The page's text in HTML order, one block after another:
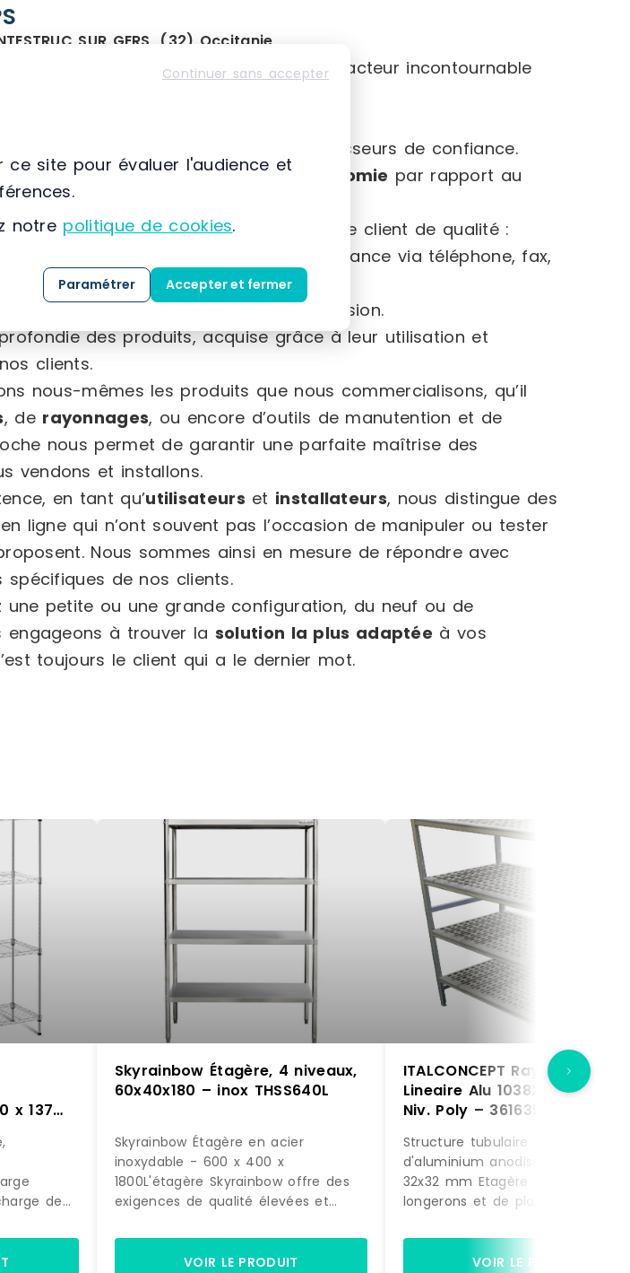
SUR GERS, (32) Occitanie
, OPS s’impose comme un acteur incontournable
auprès de fournisseurs de confiance.
d’occasion offrant jusqu’à70 % d’économie par rapport au
un point d’honneur à offrir un service client de qualité :
que ce soit en magasin ou à distance via téléphone, fax,
des matériels neufs et d’occasion.
des produits, acquise grâce à leur utilisation et
clients.
nous-mêmes les produits que nous commercialisons, qu’il
, de rayonnages, ou encore d’outils de manutention et de
nous permet de garantir une parfaite maîtrise des
vendons et installons.
en tant qu’utilisateurs et installateurs, nous distingue des
ligne qui n’ont souvent pas l’occasion de manipuler ou tester
Nous sommes ainsi en mesure de répondre avec
spécifiques de nos clients.
une petite ou une grande configuration, du neuf ou de
engageons à trouver la solution la plus adaptée à vos
toujours le client qui a le dernier mot.
x 137
–
de
des
Skyrainbow Étagère, 4 niveaux,
60x40x180 – inox THSS640L
Skyrainbow Étagère en acier
inoxydable - 600 x 400 x
1800L'étagère Skyrainbow offre des
exigences de qualité élevées et
à un excellent prix.Généralités :en
acier au chrome-nickel AISI 201,
VOIR LE PRODUIT
ITALCONCEPT Rayonnage
Lineaire Alu 1038X373 H.1700
Niv. Poly – 3616350196101
Structure tubulaire alliage
d'aluminium anodisé avec
32x32 mm Etagère constituée de
longerons et de plateaux
Vérins de réglage ±15 mm
sans outil - livré démonté
VOIR LE PRODUIT
Continuer sans accepter
ce site pour évaluer l'audience et
notre politique de cookies.
Paramétrer Accepter et fermer